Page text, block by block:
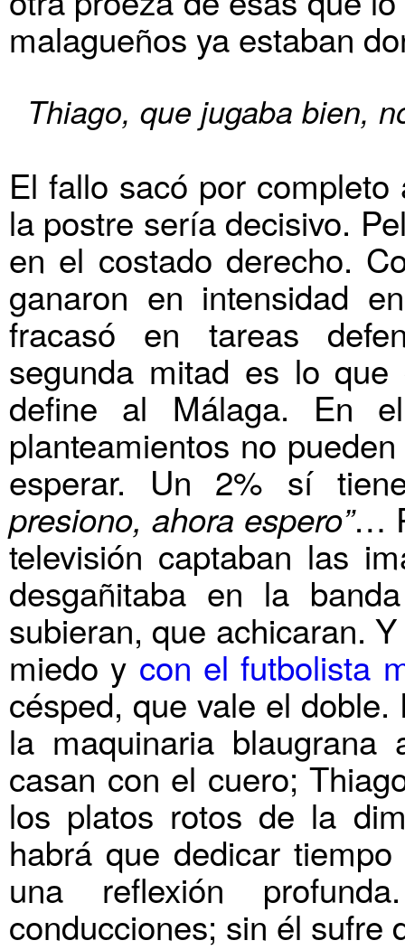
malagueños ya estaban
Thiago, que jugaba bien,
El fallo sacó por
la postre sería decisivo.
en el costado derecho.
ganaron en intensidad
fracasó en tareas
segunda mitad es lo que
define al Málaga. En
planteamientos no
esperar. Un 2% sí
presiono, ahora espero”…
televisión captaban las
desgañitaba en la
subieran, que achicaran.
miedo y con el futbolista
césped, que vale el
la maquinaria blaugrana
casan con el cuero;
los platos rotos de la
habrá que dedicar
una reflexión
conducciones; sin él sufre